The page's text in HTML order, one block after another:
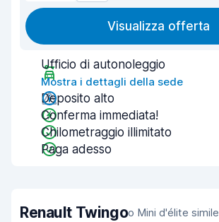
Visualizza offerta
Ufficio di autonoleggio
Mostra i dettagli della sede
Deposito alto
Conferma immediata!
Chilometraggio illimitato
Paga adesso
Renault Twingoo Mini d'élite simile